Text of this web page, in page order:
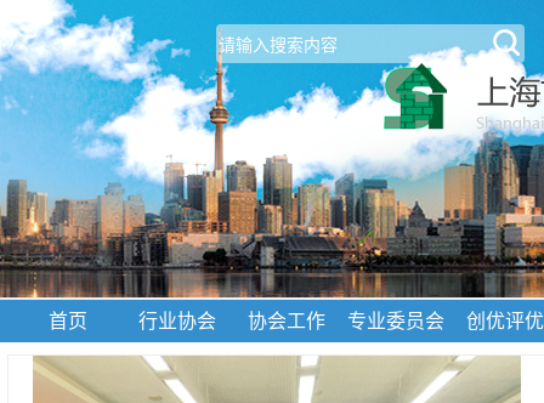
首页 行业协会 协会工作 专业委员会 创优评优